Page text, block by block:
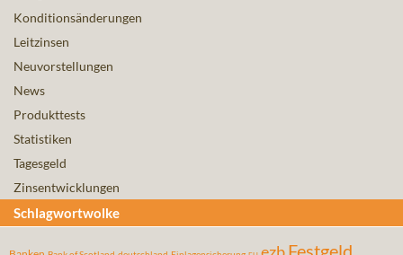
Konditionsänderungen
Leitzinsen
Neuvorstellungen
News
Produkttests
Statistiken
Tagesgeld
Zinsentwicklungen
Schlagwortwolke